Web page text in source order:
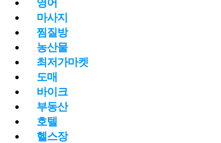
마사지
찜질방
농산물
최저가마켓
도매
바이크
부동산
호텔
헬스장